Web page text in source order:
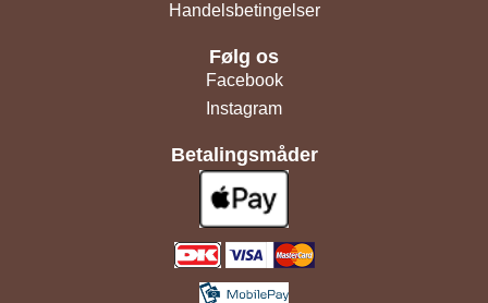
Handelsbetingelser
Følg os
Facebook
Instagram
Betalingsmåder